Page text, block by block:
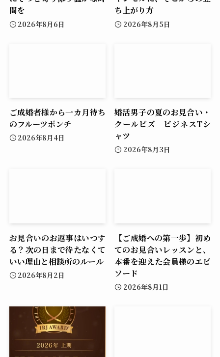
間を
2026年8月6日
ち上がり方
2026年8月5日
ご成婚者様から一カ月待ち
のフルーツポンチ
2026年8月4日
婚活男子の夏のお見合い・
クールビズ ビジネスTシ
ャツ
2026年8月3日
お見合いのお返事はいつす
る？次の日まで待たなくて
いい理由と相談所のルール
2026年8月2日
【ご成婚への第一歩】初め
てのお見合いレッスンと、
本番を迎えた会員様のエピ
ソード
2026年8月1日